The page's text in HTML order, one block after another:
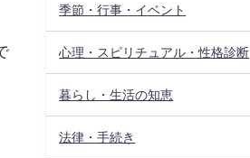
季節・行事・イベント
心理・スピリチュアル・性格診断
暮らし・生活の知恵
法律・手続き